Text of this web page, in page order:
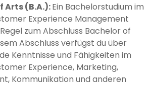
Arts (B.A.):Ein Bachelorstudium im
Experience Management
zum Abschluss Bachelor of
Abschluss verfügst du über
Kenntnisse und Fähigkeiten im
Experience, Marketing,
Kommunikation und anderen